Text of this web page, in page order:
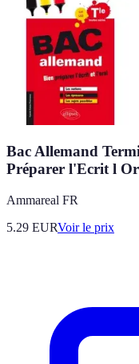
Bac Allemand
Préparer l'Ecrit l
Ammareal FR
5.29 EURVoir le prix